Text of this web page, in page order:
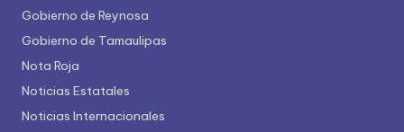
Gobierno de Reynosa
Gobierno de Tamaulipas
Nota Roja
Noticias Estatales
Noticias Internacionales